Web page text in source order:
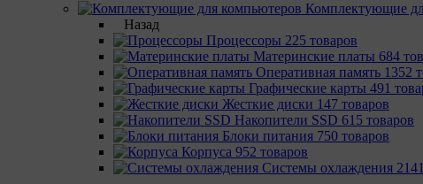
Комплектующие
Назад
Процессоры 225 товаров
Материнcкие платы 684
Оперативная память 1352
Графические карты 491
Жесткие диски 147 товаров
Накопители SSD 615 товаров
Блоки питания 750 товаров
Корпуса 952 товаров
Системы охлаждения